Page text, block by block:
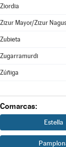
Ziordia
Zizur Mayor/Zizur
Zubieta
Zugarramurdi
Zúñiga
Comarcas:
Estella